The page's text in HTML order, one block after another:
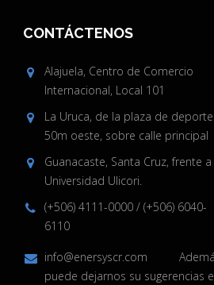
CONTÁCTENOS
Alajuela, Centro de Comercio
Internacional, Local 101
La Uruca, de la plaza de
50m oeste, sobre calle principal
Guanacaste, Santa Cruz, frente a
Universidad Ulicori.
(+506) 4111-0000/ (+506) 6040-
6110
info@enersyscr.com
puede dejarnos su sugerencias